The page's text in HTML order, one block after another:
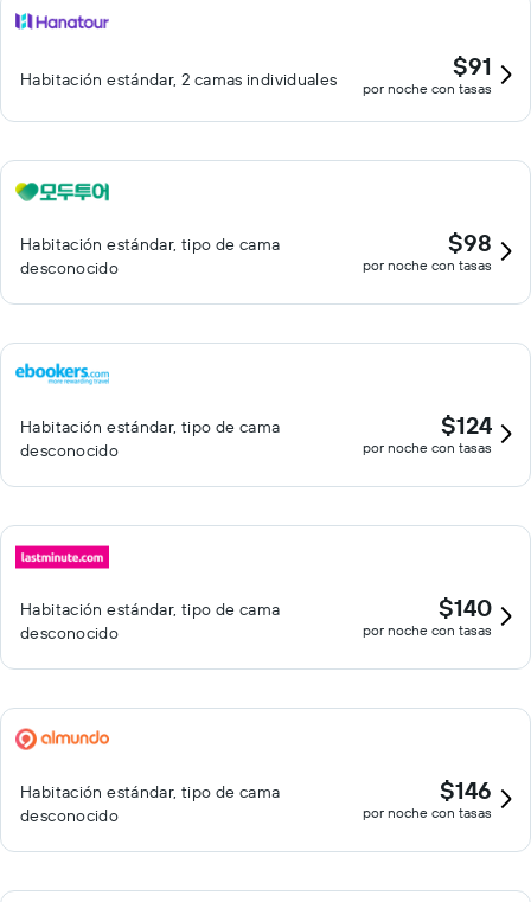
Habitación estándar, 2 camas individuales $91
por noche con tasas
Habitación estándar, tipo de cama
desconocido
$98
por noche con tasas
Habitación estándar, tipo de cama
desconocido
$124
por noche con tasas
Habitación estándar, tipo de cama
desconocido
$140
por noche con tasas
Habitación estándar, tipo de cama
desconocido
$146
por noche con tasas